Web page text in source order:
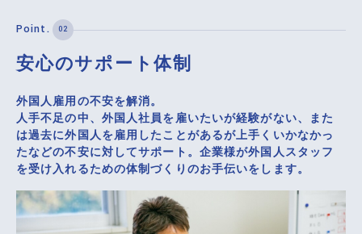
安心のサポート体制
外国人雇用の不安を解消。
人手不足の中、外国人社員を雇いたいが経験がない、また
は過去に外国人を雇用したことがあるが上手くいかなかっ
たなどの不安に対してサポート。企業様が外国人スタッフ
を受け入れるための体制づくりのお手伝いをします。